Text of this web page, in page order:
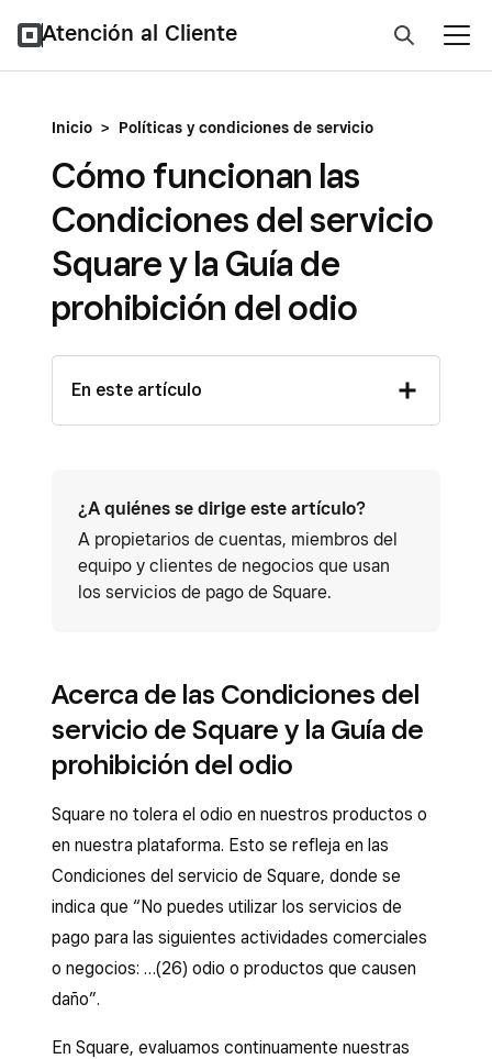
Atención al Cliente
Inicio > Políticas y condiciones de servicio
Cómo funcionan las
Condiciones del servicio
Square y la Guía de
prohibición del odio
En este artículo
¿A quiénes se dirige este artículo?
A propietarios de cuentas, miembros del
equipo y clientes de negocios que usan
los servicios de pago de Square.
Acerca de las Condiciones del
servicio de Square y la Guía de
prohibición del odio
Square no tolera el odio en nuestros productos o
en nuestra plataforma. Esto se refleja en las
Condiciones del servicio de Square, donde se
indica que “No puedes utilizar los servicios de
pago para las siguientes actividades comerciales
o negocios: …(26) odio o productos que causen
daño”.
En Square, evaluamos continuamente nuestras